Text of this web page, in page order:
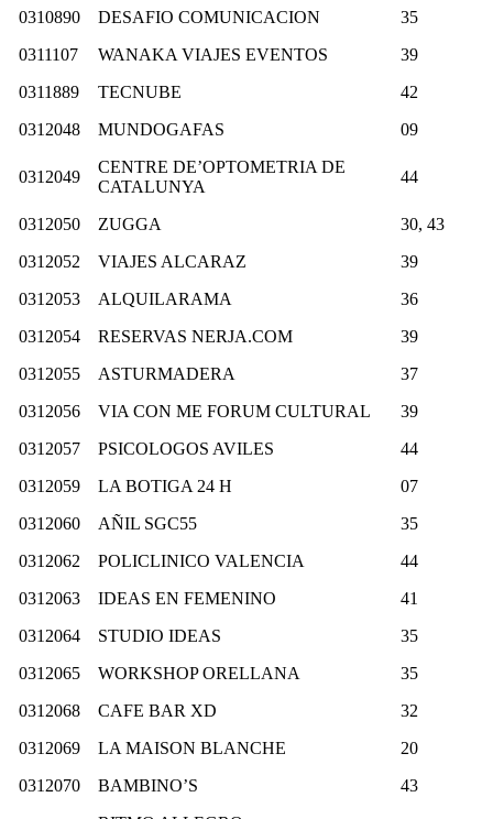
0310890 DESAFIO COMUNICACION
35
0311107
WANAKA VIAJES EVENTOS
39
0311889
TECNUBE
42
0312048
MUNDOGAFAS 09
0312049
CENTRE DE’OPTOMETRIA DE
CATALUNYA
44
0312050 ZUGGA
30, 43
0312052
VIAJES ALCARAZ
39
0312053
ALQUILARAMA
36
0312054
RESERVAS NERJA.COM
39
0312055
ASTURMADERA
37
0312056
VIA CON ME FORUM CULTURAL
39
0312057
PSICOLOGOS AVILES
44
0312059
LA BOTIGA 24 H
07
0312060
AÑIL SGC55
35
0312062
POLICLINICO VALENCIA
44
0312063
IDEAS EN FEMENINO
41
0312064
STUDIO IDEAS
35
0312065
WORKSHOP ORELLANA
35
0312068
CAFE BAR XD
32
0312069
LA MAISON BLANCHE
20
0312070
BAMBINO’S
43